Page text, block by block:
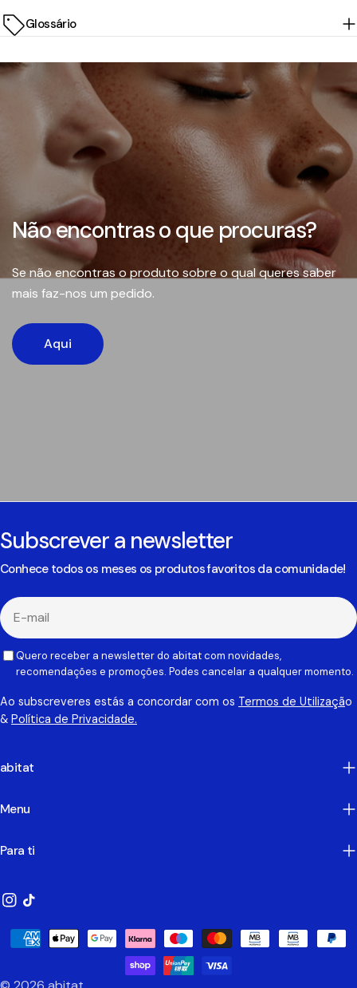
Glossário
Não encontras o que procuras?
Se não encontras o produto sobre o qual queres saber
mais faz-nos um pedido.
Aqui
Subscrever a newsletter
Conhece todos os meses os produtos favoritos da comunidade!
E-
mail
Quero receber a newsletter do abitat com novidades,
recomendações e promoções. Podes cancelar a qualquer momento.
Ao subscreveres estás a concordar com os Termos de Utilização
& Política de Privacidade.
abitat
Menu
Para ti
Instagram
TikTok
Métodos
Pagamento